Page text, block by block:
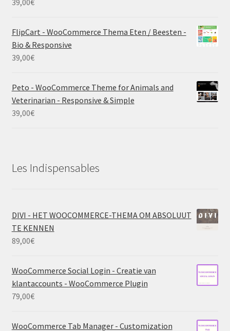
FlipCart - WooCommerce Thema Eten / Beesten -
Bio & Responsive
39,00€
Peto - WooCommerce Theme for Animals and
Veterinarian - Responsive & Simple
39,00€
Les Indispensables
DIVI - HET WOOCOMMERCE-THEMA OM ABSOLUUT
TE KENNEN
89,00€
WooCommerce Social Login - Creatie van
klantaccounts - WooCommerce Plugin
79,00€
WooCommerce Tab Manager - Customization